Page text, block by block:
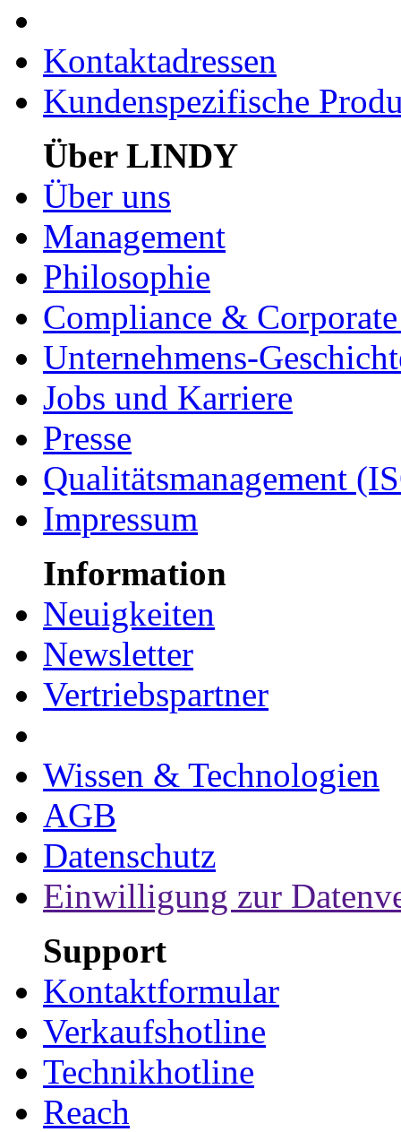
Kontaktadressen
Kundenspezifische
Über LINDY
Über uns
Management
Philosophie
Compliance &
Unternehmens-
Jobs und Karriere
Presse
Qualitätsmanagement
Impressum
Information
Neuigkeiten
Newsletter
Vertriebspartner
Wissen & Technologien
AGB
Datenschutz
Einwilligung zur
Support
Kontaktformular
Verkaufshotline
Technikhotline
Reach